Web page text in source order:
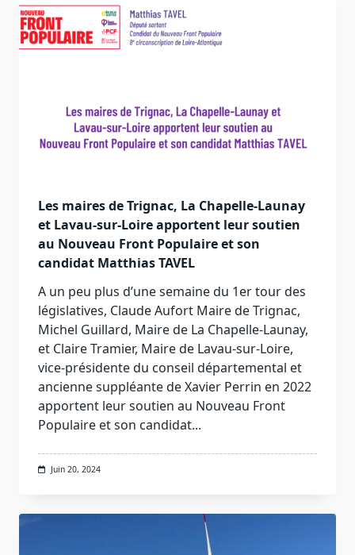
Les maires de Trignac, La Chapelle-Launay
et Lavau-sur-Loire apportent leur soutien
au Nouveau Front Populaire et son
candidat Matthias TAVEL
A un peu plus d’une semaine du 1er tour des
législatives, Claude Aufort Maire de Trignac,
Michel Guillard, Maire de La Chapelle-Launay,
et Claire Tramier, Maire de Lavau-sur-Loire,
vice-présidente du conseil départemental et
ancienne suppléante de Xavier Perrin en 2022
apportent leur soutien au Nouveau Front
Populaire et son candidat...
Juin 20, 2024